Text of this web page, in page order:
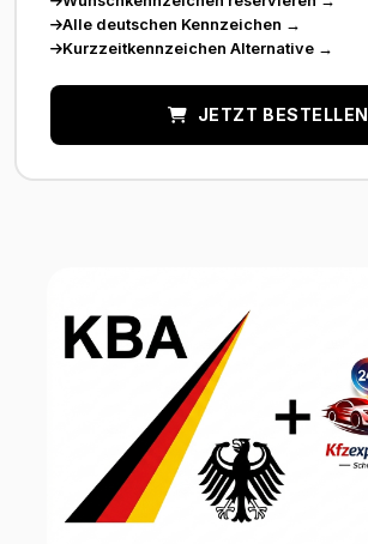
Alle deutschen Kennzeichen →
Kurzzeitkennzeichen Alternative →
JETZT BESTELLEN